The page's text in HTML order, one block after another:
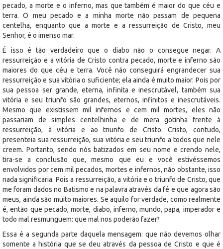
pecado, a morte e o inferno, mas que também é maior do que céu e
terra. O meu pecado e a minha morte não passam de pequena
centelha, enquanto que a morte e a ressurreição de Cristo, meu
Senhor, é o imenso mar.
É isso é tão verdadeiro que o diabo não o consegue negar. A
ressurreição e a vitória de Cristo contra pecado, morte e inferno são
maiores do que céu e terra. Você não conseguirá engrandecer sua
ressurreição e sua vitória o suficiente; ela ainda é muito maior. Pois por
sua pessoa ser grande, eterna, infinita e inescrutável, também sua
vitória e seu triunfo são grandes, eternos, infinitos e inescrutáveis.
Mesmo que existissem mil infernos e cem mil mortes, eles não
passariam de simples centelhinha e de mera gotinha frente à
ressurreição, à vitória e ao triunfo de Cristo. Cristo, contudo,
presenteia sua ressurreição, sua vitória e seu triunfo a todos que nele
creem. Portanto, sendo nós batizados em seu nome e crendo nele,
tira-se a conclusão que, mesmo que eu e você estivéssemos
envolvidos por cem mil pecados, mortes e infernos, não obstante, isso
nada significaria. Pois a ressurreição, a vitória e o triunfo de Cristo, que
me foram dados no Batismo e na palavra através da fé e que agora são
meus, ainda são muito maiores. Se aquilo for verdade, como realmente
é, então que pecado, morte, diabo, inferno, mundo, papa, imperador e
todo mal resmunguem: que mal nos poderão fazer?
Essa é a segunda parte daquela mensagem: que não devemos olhar
somente a história que se deu através da pessoa de Cristo e que é